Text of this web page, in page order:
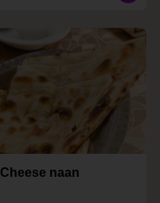
Cheese naan